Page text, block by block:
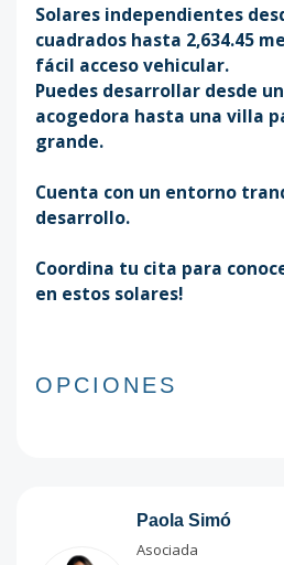
Solares independientes
cuadrados hasta 2,634.45
fácil acceso vehicular.
Puedes desarrollar desde
acogedora hasta una villa
grande.
Cuenta con un entorno
desarrollo.
Coordina tu cita para
en estos solares!
OPCIONES
Paola Simó
Asociada